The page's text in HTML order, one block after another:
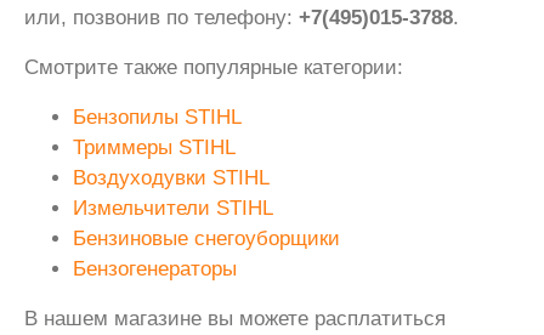
или, позвонив по телефону: +7(495)015-3788.
Смотрите также популярные категории:
Бензопилы STIHL
Триммеры STIHL
Воздуходувки STIHL
Измельчители STIHL
Бензиновые снегоуборщики
Бензогенераторы
В нашем магазине вы можете расплатиться